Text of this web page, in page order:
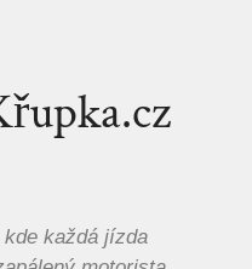
každá jízda